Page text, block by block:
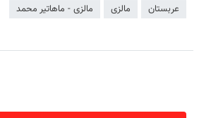
عربستان مالزی مالزی - ماهاتیر محمد